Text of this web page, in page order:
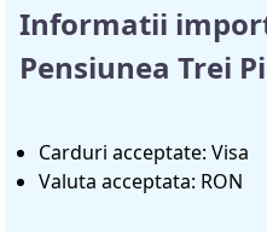
Informatii
Pensiunea Trei
Carduri acceptate: Visa
Valuta acceptata: RON